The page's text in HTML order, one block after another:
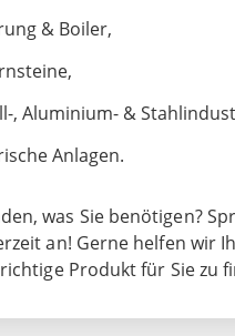
& Boiler,
, Aluminium- &
Anlagen.
was Sie benötigen?
an! Gerne helfen wir
Produkt für Sie zu